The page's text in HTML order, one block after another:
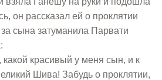
он рассказал ей о проклятии
за сына затуманила Парвати
красивый у меня сын, и к
Шива! Забудь о проклятии,